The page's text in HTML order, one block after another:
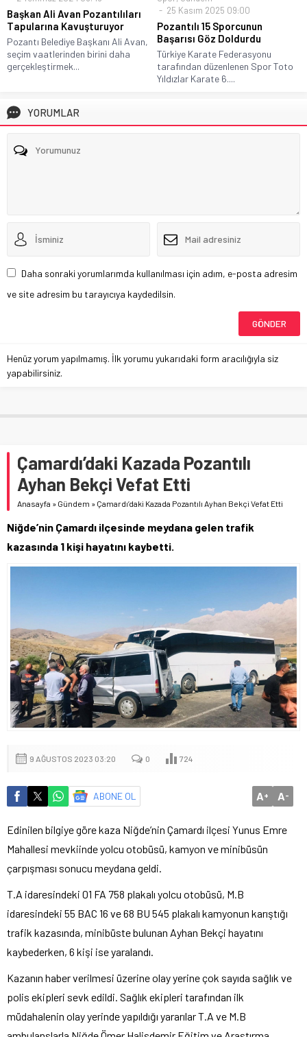
Başkan Ali Avan Pozantılıları
Tapularına Kavuşturuyor
Pozantı Belediye Başkanı Ali Avan,
seçim vaatlerinden birini daha
gerçekleştirmek...
25 Kasım 2025 09:00
Pozantılı 15 Sporcunun
Başarısı Göz Doldurdu
Türkiye Karate Federasyonu
tarafından düzenlenen Spor Toto
Yıldızlar Karate 6....
YORUMLAR
Daha sonraki yorumlarımda kullanılması için adım, e-posta adresim
ve site adresim bu tarayıcıya kaydedilsin.
Henüz yorum yapılmamış. İlk yorumu yukarıdaki form aracılığıyla siz
yapabilirsiniz.
Çamardı’daki Kazada Pozantılı
Ayhan Bekçi Vefat Etti
Anasayfa » Gündem » Çamardı’daki Kazada Pozantılı Ayhan Bekçi Vefat Etti
Niğde’nin Çamardı ilçesinde meydana gelen trafik
kazasında 1 kişi hayatını kaybetti.
9 AĞUSTOS 2023 03:20 0 724
ABONE OL A+ A-
Edinilen bilgiye göre kaza Niğde’nin Çamardı ilçesi Yunus Emre
Mahallesi mevkiinde yolcu otobüsü, kamyon ve minibüsün
çarpışması sonucu meydana geldi.
T.A idaresindeki 01 FA 758 plakalı yolcu otobüsü, M.B
idaresindeki 55 BAC 16 ve 68 BU 545 plakalı kamyonun karıştığı
trafik kazasında, minibüste bulunan Ayhan Bekçi hayatını
kaybederken, 6 kişi ise yaralandı.
Kazanın haber verilmesi üzerine olay yerine çok sayıda sağlık ve
polis ekipleri sevk edildi. Sağlık ekipleri tarafından ilk
müdahalenin olay yerinde yapıldığı yararılar T.A ve M.B